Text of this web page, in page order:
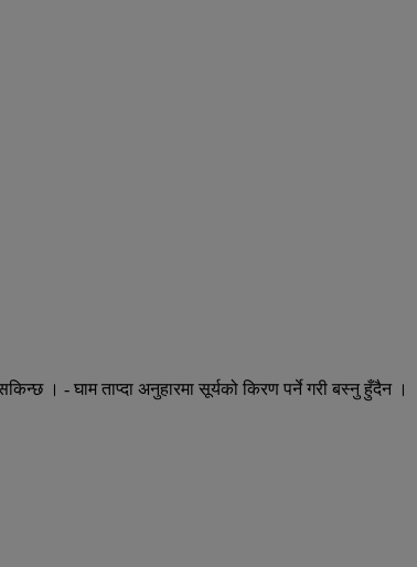
। - घाम ताप्दा अनुहारमा सूर्यको किरण पर्ने गरी बस्नु हुँदैन ।